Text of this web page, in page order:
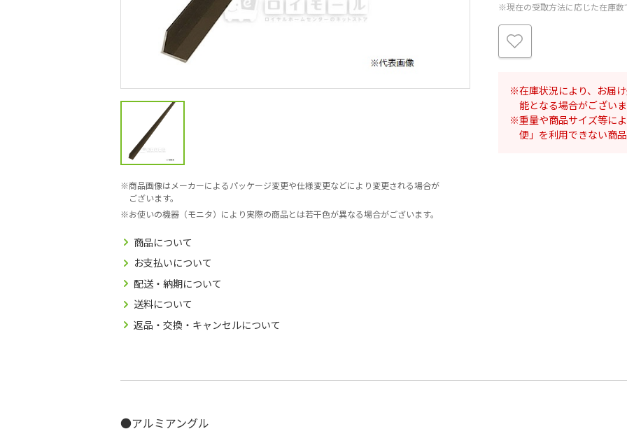
商品画像はメーカーによるパッケージ変更や仕様変更などにより変更される場合が
ございます。
お使いの機器（モニタ）により実際の商品とは若干色が異なる場合がございます。
商品について
お支払いについて
配送・納期について
送料について
返品・交換・キャンセルについて
※現在の受取方法に応じた在庫数
在庫状況により、お届
能となる場合がございま
重量や商品サイズ等に
便」を利用できない商品
●アルミアングル